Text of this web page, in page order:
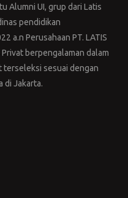
Alumni UI, grup dari Latis
pendidikan
a.n Perusahaan PT. LATIS
Privat berpengalaman dalam
terseleksi sesuai dengan
di Jakarta.